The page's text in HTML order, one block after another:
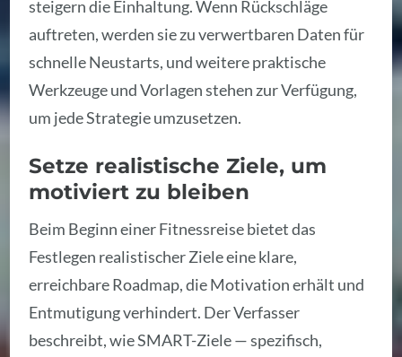
steigern die Einhaltung. Wenn Rückschläge
auftreten, werden sie zu verwertbaren Daten für
schnelle Neustarts, und weitere praktische
Werkzeuge und Vorlagen stehen zur Verfügung,
um jede Strategie umzusetzen.
Setze realistische Ziele, um
motiviert zu bleiben
Beim Beginn einer Fitnessreise bietet das
Festlegen realistischer Ziele eine klare,
erreichbare Roadmap, die Motivation erhält und
Entmutigung verhindert. Der Verfasser
beschreibt, wie SMART-Ziele — spezifisch,